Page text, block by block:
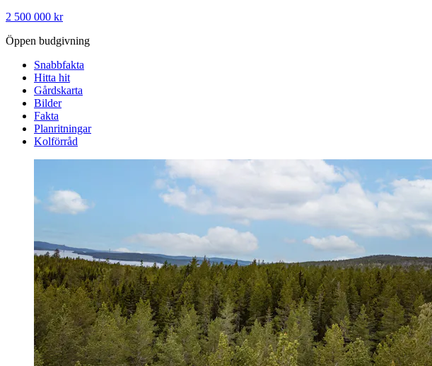
2 500 000 kr
Öppen budgivning
Snabbfakta
Hitta hit
Gårdskarta
Bilder
Fakta
Planritningar
Kolförråd